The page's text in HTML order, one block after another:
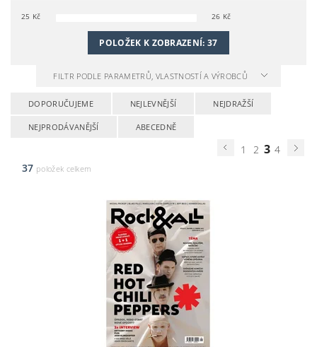
25 Kč 26 Kč
POLOŽEK K ZOBRAZENÍ:37
FILTR PODLE PARAMETRŮ, VLASTNOSTÍ A VÝROBCŮ
DOPORUČUJEME NEJLEVNĚJŠÍ NEJDRAŽŠÍ
NEJPRODÁVANĚJŠÍ ABECEDNĚ
1 2 3 4
37 položek celkem